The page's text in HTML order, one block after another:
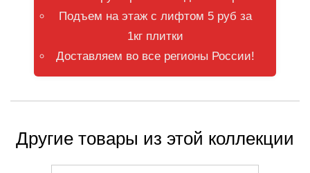
Подъем на этаж с лифтом 5 руб за
1кг плитки
Доставляем во все регионы России!
Другие товары из этой коллекции